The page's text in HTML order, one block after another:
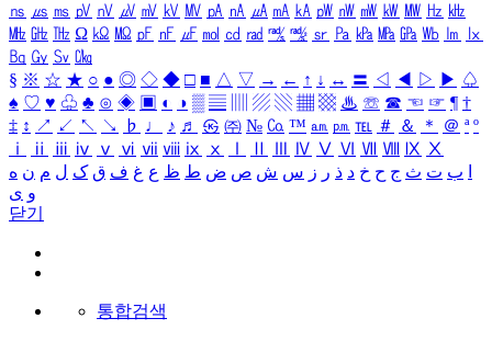
㎱ ㎲ ㎳ ㎴ ㎵ ㎶ ㎷ ㎸ ㎹ ㎀ ㎁ ㎂ ㎃ ㎄ ㎺ ㎻ ㎽ ㎾ ㎿ ㎐ ㎑
㎒ ㎓ ㎔ Ω ㏀ ㏁ ㎊ ㎋ ㎌ ㏖ ㏅ ㎭ ㎮ ㎯ ㏛ ㎩ ㎪ ㎫ ㎬ ㏝ ㏐
㏓
㏃ ㏉ ㏜ ㏆
§ ※ ☆ ★ ○ ● ◎ ◇ ◆ □ ■ △ ▽ → ← ↑ ↓ ↔ 〓 ◁ ◀ ▷ ▶ ♤
♠ ♡ ♥ ♧ ♣ ⊙ ◈ ▣ ◐ ◑ ▒ ▤ ▨ ▧ ▦ ▩ ♨ ☏ ☎ ☜ ☞ ¶ †
‡ ↕ ↗ ↙ ↖ ↘ ♭ ♩ ♪ ♬ ㉿ ㈜ № ㏇ ™ ㏂ ㏘ ℡ ＃ ＆ ＊ ＠ ª º
ⅰ
ⅱ ⅲ ⅳ ⅴ ⅵ ⅶ ⅷ ⅸ ⅹ Ⅳ Ⅴ Ⅵ Ⅶ Ⅷ Ⅸ Ⅹ
ب ت ث ج ح خ د ذ ر ز س ش ص ض ط ظ ع غ ف ق ک ل م ن ه
و ی
닫기
통합검색